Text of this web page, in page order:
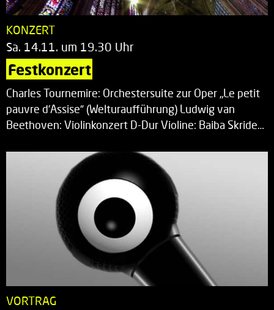
KONZERT
Sa. 14.11. um 19.30 Uhr
Festkonzert
Charles Tournemire: Orchestersuite zur Oper „Le petit
pauvre d’Assise“ (Welturaufführung) Ludwig van
Beethoven: Violinkonzert D-Dur Violine: Baiba Skride…
VORTRAG